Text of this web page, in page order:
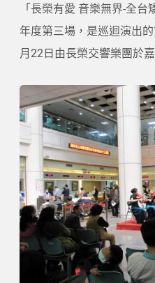
「長榮有愛 音樂無界-全
年度第三場，是巡迴演出
月22日由長榮交響樂團於